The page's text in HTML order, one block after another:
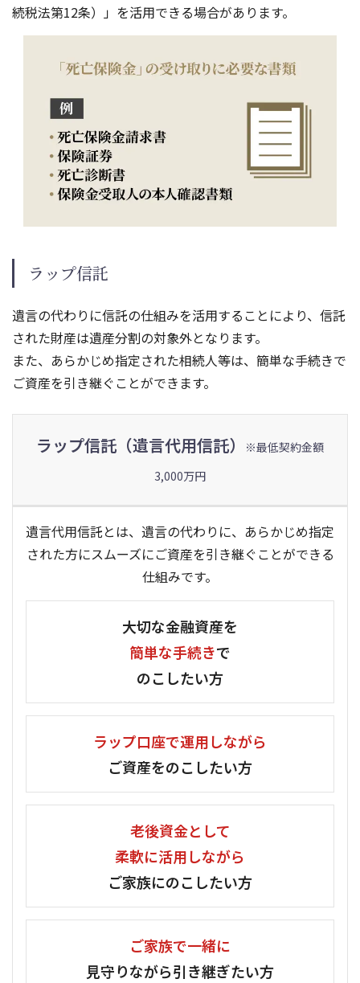
続税法第12条）」を活用できる場合があります。
ラップ信託
遺言の代わりに信託の仕組みを活用することにより、信託
された財産は遺産分割の対象外となります。
また、あらかじめ指定された相続人等は、簡単な手続きで
ご資産を引き継ぐことができます。
ラップ信託（遺言代用信託）
※最低契約金額
3,000万円
遺言代用信託とは、遺言の代わりに、あらかじめ指定
された方にスムーズにご資産を引き継ぐことができる
仕組みです。
大切な金融資産を
簡単な手続きで
のこしたい方
ラップ口座で運用しながら
ご資産をのこしたい方
老後資金として
柔軟に活用しながら
ご家族にのこしたい方
ご家族で一緒に
見守りながら引き継ぎたい方